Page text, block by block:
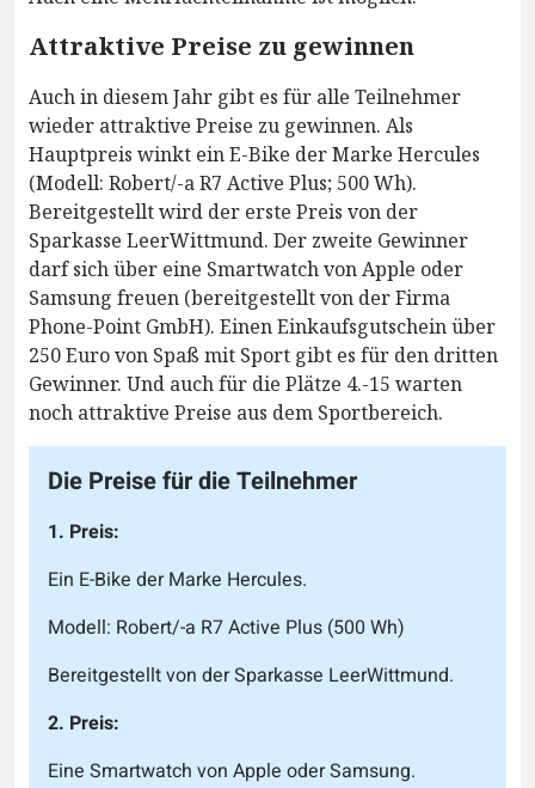
Attraktive Preise zu gewinnen
Auch in diesem Jahr gibt es für alle Teilnehmer
wieder attraktive Preise zu gewinnen. Als
Hauptpreis winkt ein E-Bike der Marke Hercules
(Modell: Robert/-a R7 Active Plus; 500 Wh).
Bereitgestellt wird der erste Preis von der
Sparkasse LeerWittmund. Der zweite Gewinner
darf sich über eine Smartwatch von Apple oder
Samsung freuen (bereitgestellt von der Firma
Phone-Point GmbH). Einen Einkaufsgutschein über
250 Euro von Spaß mit Sport gibt es für den dritten
Gewinner. Und auch für die Plätze 4.-15 warten
noch attraktive Preise aus dem Sportbereich.
Die Preise für die Teilnehmer
1. Preis:
Ein E-Bike der Marke Hercules.
Modell: Robert/-a R7 Active Plus (500 Wh)
Bereitgestellt von der Sparkasse LeerWittmund.
2. Preis:
Eine Smartwatch von Apple oder Samsung.